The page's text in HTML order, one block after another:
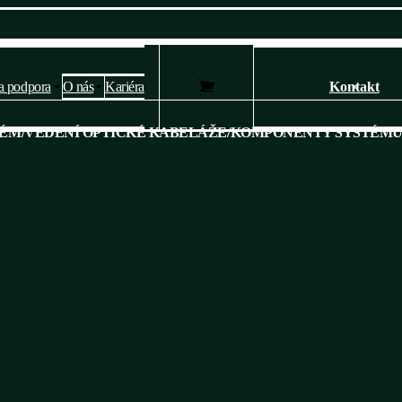
podpora O nás Kariéra Kontakt
/VEDENÍ OPTICKÉ KABELÁŽE/KOMPONENTY
Nastavení soukromí a cookies 🍪